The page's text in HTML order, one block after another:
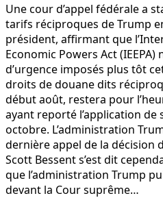
Une cour d’appel fédérale a
tarifs réciproques de Trump
président, affirmant que
Economic Powers Act
d’urgence imposés plus tôt
droits de douane dits
début août, restera pour
ayant reporté l’application de
octobre. L’administration
dernière appel de la décision
Scott Bessent s’est dit
que l’administration Trump
devant la Cour suprême…